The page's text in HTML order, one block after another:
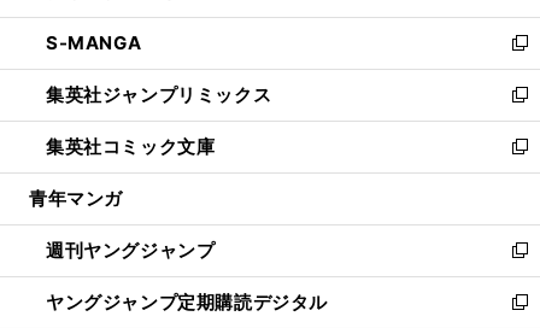
開
く
ウ
で
開
く
ン
ド
ウ
で
開
く
ウ
ィ
ン
ド
ウ
で
開
し
い
ウ
ィ
ン
ド
ウ
開
く
S-MANGA
新
し
い
ウ
ィ
ン
ウ
で
開
く
集英社ジャンプリミックス
新
し
い
ウ
ン
ド
ウ
で
集英社コミック文庫
新
し
ウ
ィ
ン
ド
青年マンガ
週刊ヤングジャンプ
新
し
い
ヤングジャンプ定期購読デジタル
新